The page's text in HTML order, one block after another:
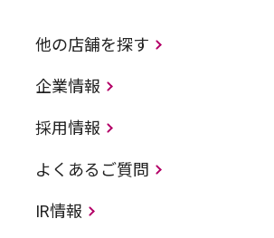
他の店舗を探す
企業情報
採用情報
よくあるご質問
IR情報